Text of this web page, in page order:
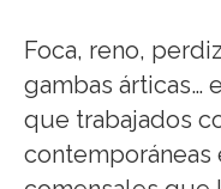
Foca, reno,
gambas árticas…
que trabajados
contemporáneas